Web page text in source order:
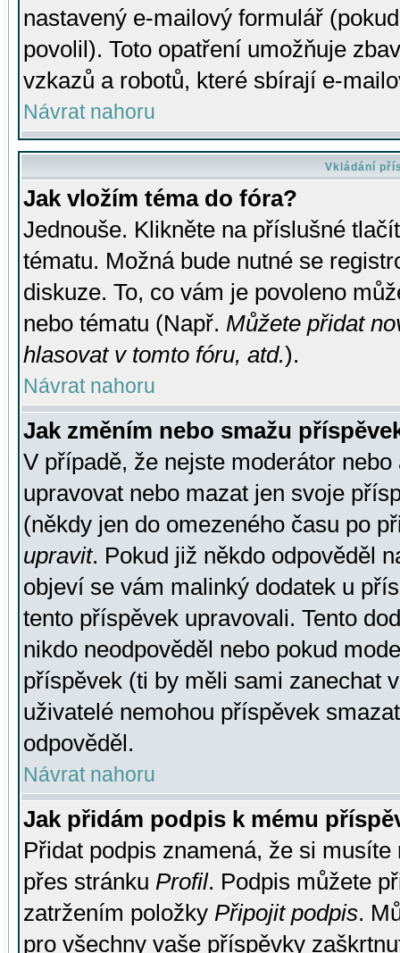
nastavený e-mailový formulář
povolil). Toto opatření umožňuje
vzkazů a robotů, které sbírají e-
Návrat nahoru
Vkládání
Jak vložím téma do fóra?
Jednouše. Klikněte na příslušné
tématu. Možná bude nutné se
diskuze. To, co vám je povoleno
nebo tématu (Např. Můžete přidat
hlasovat v tomto fóru, atd.).
Návrat nahoru
Jak změním nebo smažu
V případě, že nejste moderátor
upravovat nebo mazat jen svoje
(někdy jen do omezeného času po
upravit. Pokud již někdo odpověděl
objeví se vám malinký dodatek u
tento příspěvek upravovali. Tento
nikdo neodpověděl nebo pokud
příspěvek (ti by měli sami zanechat
uživatelé nemohou příspěvek
odpověděl.
Návrat nahoru
Jak přidám podpis k mému
Přidat podpis znamená, že si
přes stránku Profil. Podpis můžete
zatržením položky Připojit podpis.
pro všechny vaše příspěvky